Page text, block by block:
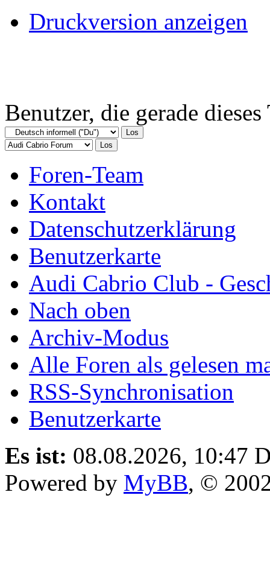
Druckversion anzeigen
Benutzer, die gerade
Foren-Team
Kontakt
Datenschutzerklärung
Benutzerkarte
Audi Cabrio Club -
Nach oben
Archiv-Modus
Alle Foren als gelesen
RSS-Synchronisation
Benutzerkarte
Es ist: 08.08.2026, 10:47
Powered by MyBB, ©